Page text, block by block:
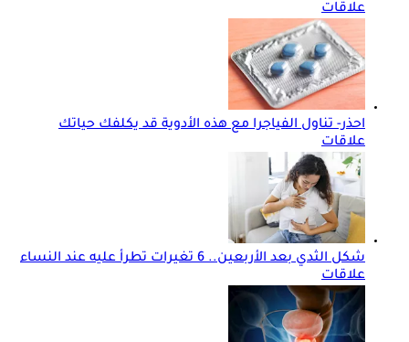
علاقات
احذر- تناول الفياجرا مع هذه الأدوية قد يكلفك حياتك
علاقات
شكل الثدي بعد الأربعين.. 6 تغيرات تطرأ عليه عند النساء
علاقات